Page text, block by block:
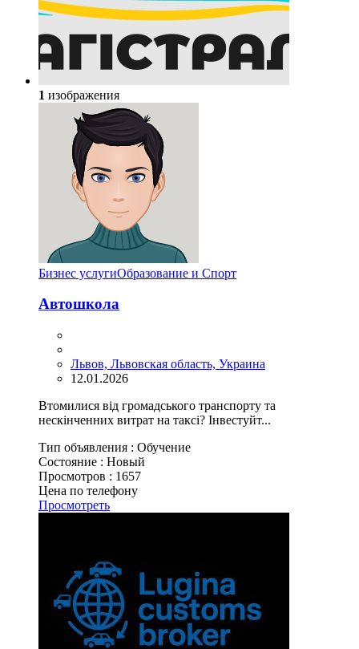
1 изображения
Бизнес услугиОбразование и Спорт
Автошкола
Львов, Львовская область, Украина
12.01.2026
Втомилися від громадського транспорту та
нескінченних витрат на таксі? Інвестуйт...
Тип объявления : Обучение
Состояние : Новый
Просмотров : 1657
Цена по телефону
Просмотреть